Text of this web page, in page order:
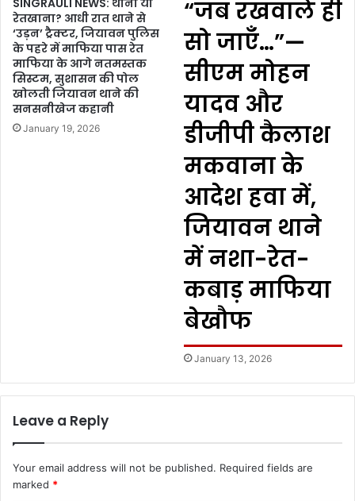
SINGRAULI NEWS: थाना या
रेतखाना? आधी रात थाने से
‘उड़न’ ट्रैक्टर, जियावन पुलिस
के पहरे में माफिया पास रेत
माफिया के आगे नतमस्तक
सिस्टम, सुशासन की पोल
खोलती जियावन थाने की
सनसनीखेज कहानी
January 19, 2026
“जब रखवाले ही
सो जाएँ…”—
सीएम मोहन
यादव और
डीजीपी कैलाश
मकवाना के
आदेश हवा में,
जियावन थाने
में नशा-रेत-
कबाड़ माफिया
बेखौफ
January 13, 2026
Leave a Reply
Your email address will not be published. Required fields are
marked *